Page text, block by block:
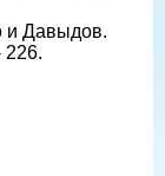
и Давыдов.
226.